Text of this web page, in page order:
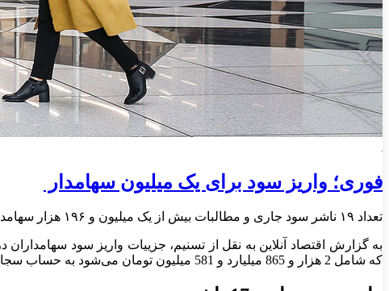
فوری؛ واریز سود برای یک میلیون سهامدار
تعداد ۱۹ ناشر سود جاری و مطالبات بیش از یک میلیون و ۱۹۶ هزار سهامدار به مبلغ ۲ هزار و ۸۶۵ میلیارد تومان را از طریق اطلاعات سامانه سجام واریز کردند.
که شامل 2 هزار و 865 میلیارد و 581 میلیون تومان می‌شود به حساب سجامی سرمایه گذاران واریز کردند.